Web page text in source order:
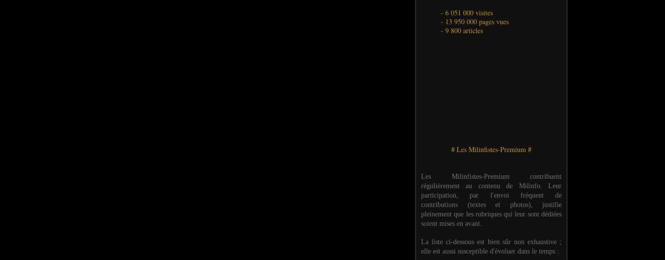
- 6 051 000 visites
- 13 950 000 pages vues
- 9 800 articles
# Les Milinfistes-Premium #
Les Milinfistes-Premium contribuent
régulièrement au contenu de Milinfo. Leur
participation, par l'envoi fréquent de
contributions (textes et photos), justifie
pleinement que les rubriques qui leur sont dédiées
soient mises en avant.
La liste ci-dessous est bien sûr non exhaustive ;
elle est aussi susceptible d'évoluer dans le temps :